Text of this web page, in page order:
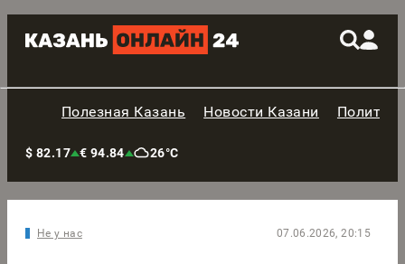
Полезная Казань Новости Казани
$ 82.17 € 94.84 26°C
Не у нас 07.06.2026, 20:15